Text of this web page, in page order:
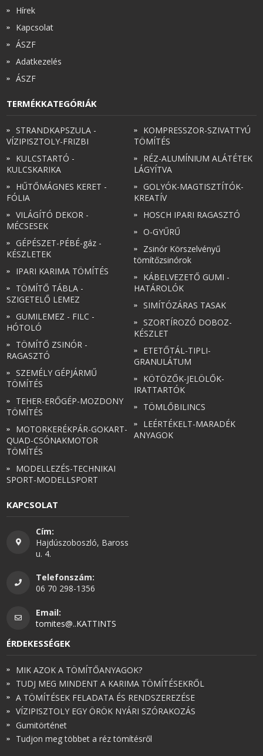
Hírek
Kapcsolat
ÁSZF
Adatkezelés
ÁSZF
TERMÉKKATEGÓRIÁK
STRANDKAPSZULA -
VÍZIPISZTOLY-FRIZBI
KULCSTARTÓ -
KULCSKARIKA
HŰTŐMÁGNES KERET -
FÓLIA
VILÁGÍTÓ DEKOR -
MÉCSESEK
GÉPÉSZET-PÉBÉ-gáz -
KÉSZLETEK
IPARI KARIMA TÖMÍTÉS
TÖMÍTŐ TÁBLA -
SZIGETELŐ LEMEZ
GUMILEMEZ - FILC -
HÓTOLÓ
TÖMÍTŐ ZSINÓR -
RAGASZTÓ
SZEMÉLY GÉPJÁRMŰ
TÖMÍTÉS
TEHER-ERŐGÉP-MOZDONY
TÖMÍTÉS
MOTORKERÉKPÁR-GOKART-
QUAD-CSÓNAKMOTOR
TÖMÍTÉS
MODELLEZÉS-TECHNIKAI
SPORT-MODELLSPORT
KOMPRESSZOR-SZIVATTYÚ
TÖMÍTÉS
RÉZ-ALUMÍNIUM ALÁTÉTEK
LÁGYÍTVA
GOLYÓK-MAGTISZTÍTÓK-
KREATÍV
HOSCH IPARI RAGASZTÓ
O-GYŰRŰ
Zsinór Körszelvényű
tömítőzsinórok
KÁBELVEZETŐ GUMI -
HATÁROLÓK
SIMÍTÓZÁRAS TASAK
SZORTÍROZÓ DOBOZ-
KÉSZLET
ETETŐTÁL-TIPLI-
GRANULÁTUM
KÖTÖZŐK-JELÖLŐK-
IRATTARTÓK
TÖMLŐBILINCS
LEÉRTÉKELT-MARADÉK
ANYAGOK
KAPCSOLAT
Cím:
Hajdúszoboszló, Baross
u. 4.
Telefonszám:
06 70 298-1356
Email:
tomites@..KATTINTS
ÉRDEKESSÉGEK
MIK AZOK A TÖMÍTŐANYAGOK?
TUDJ MEG MINDENT A KARIMA TÖMÍTÉSEKRŐL
A TÖMÍTÉSEK FELADATA ÉS RENDSZEREZÉSE
VÍZIPISZTOLY EGY ÖRÖK NYÁRI SZÓRAKOZÁS
Gumitörténet
Tudjon meg többet a réz tömítésről